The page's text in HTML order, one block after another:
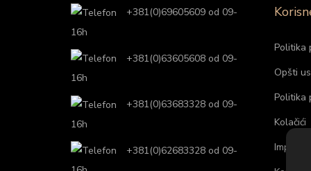
+381(0)69605609 od 09-
16h
+381(0)63605608 od 09-
16h
+381(0)63683328 od 09-
16h
+381(0)62683328 od 09-
Politika
Opšti
Politika
Kolačići
Impresum